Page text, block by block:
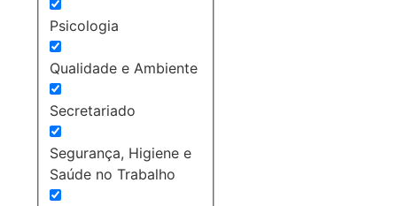
Psicologia
Qualidade e Ambiente
Secretariado
Segurança, Higiene e
Saúde no Trabalho